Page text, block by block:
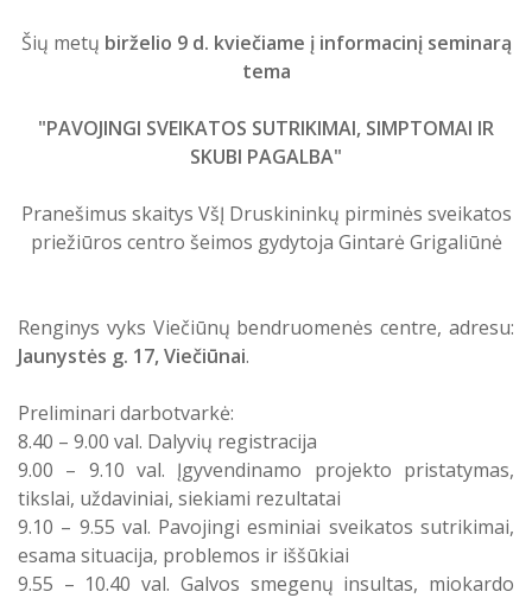
Profilaktinio (ikigydytojinio) kabineto
darbo laikas ir funkcijos Druskininkų
Atostogaujantys ir sergantys
darbuotojai
Šių metų birželio 9 d. kviečiame į informacinį seminarą
tema
"PAVOJINGI SVEIKATOS SUTRIKIMAI, SIMPTOMAI IR
SKUBI PAGALBA"
Pranešimus skaitys VšĮ Druskininkų pirminės sveikatos
priežiūros centro šeimos gydytoja Gintarė Grigaliūnė
Renginys vyks Viečiūnų bendruomenės centre, adresu:
Jaunystės g. 17, Viečiūnai.
Preliminari darbotvarkė:
8.40 – 9.00 val. Dalyvių registracija
9.00 – 9.10 val. Įgyvendinamo projekto pristatymas,
tikslai, uždaviniai, siekiami rezultatai
9.10 – 9.55 val. Pavojingi esminiai sveikatos sutrikimai,
esama situacija, problemos ir iššūkiai
9.55 – 10.40 val. Galvos smegenų insultas, miokardo